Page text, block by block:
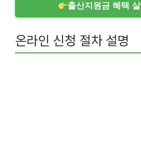
출산지원금 혜택 살
온라인 신청 절차 설명